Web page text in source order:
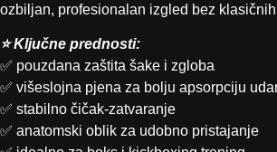
ozbiljan, profesionalan izgled bez
⭐ Ključne prednosti:
✅ pouzdana zaštita šake i zgloba
✅ višeslojna pjena za bolju apsorpciju
✅ stabilno čičak-zatvaranje
✅ anatomski oblik za udobno pristajanje